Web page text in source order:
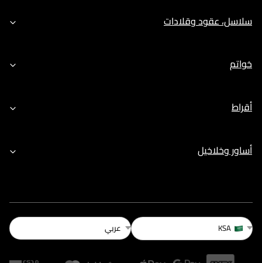
سلاسل، عقود وقلادات
خواتم
أقراط
أساور وخلاخيل
KSA عربي